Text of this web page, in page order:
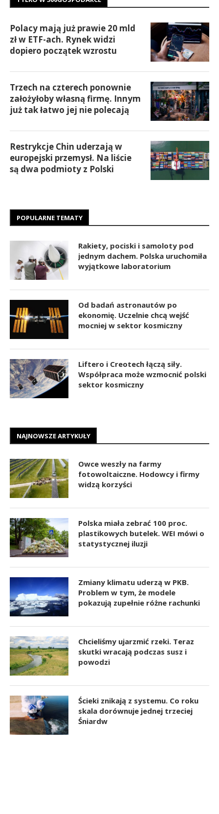
Polacy mają już prawie 20 mld
zł w ETF-ach. Rynek widzi
dopiero początek wzrostu
Trzech na czterech ponownie
założyłoby własną firmę. Innym
już tak łatwo jej nie polecają
Restrykcje Chin uderzają w
europejski przemysł. Na liście
są dwa podmioty z Polski
POPULARNE TEMATY
Rakiety, pociski i samoloty pod
jednym dachem. Polska uruchomiła
wyjątkowe laboratorium
Od badań astronautów po
ekonomię. Uczelnie chcą wejść
mocniej w sektor kosmiczny
Liftero i Creotech łączą siły.
Współpraca może wzmocnić polski
sektor kosmiczny
NAJNOWSZE ARTYKUŁY
Owce weszły na farmy
fotowoltaiczne. Hodowcy i firmy
widzą korzyści
Polska miała zebrać 100 proc.
plastikowych butelek. WEI mówi o
statystycznej iluzji
Zmiany klimatu uderzą w PKB.
Problem w tym, że modele
pokazują zupełnie różne rachunki
Chcieliśmy ujarzmić rzeki. Teraz
skutki wracają podczas susz i
powodzi
Ścieki znikają z systemu. Co roku
skala dorównuje jednej trzeciej
Śniardw